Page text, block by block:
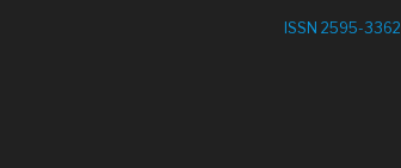
ISSN 2595-3362